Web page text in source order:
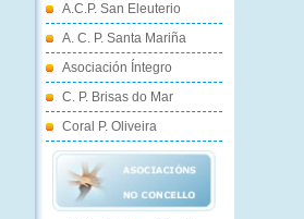
A.C.P. San Eleuterio
A. C. P. Santa Mariña
Asociación Íntegro
C. P. Brisas do Mar
Coral P. Oliveira